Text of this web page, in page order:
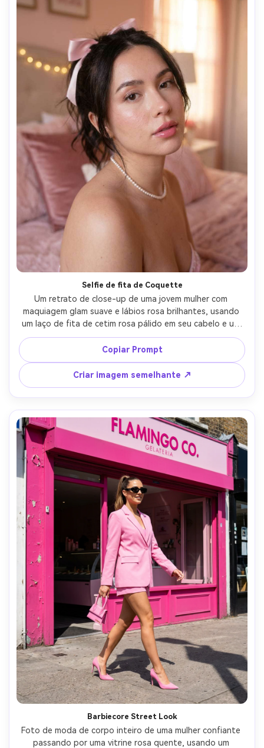
Selfie de fita de Coquette
Um retrato de close-up de uma jovem mulher com
maquiagem glam suave e lábios rosa brilhantes, usando
um laço de fita de cetim rosa pálido em seu cabelo e um
delicado colar de pérola, fundo de quarto rosa acolhedor
com luzes de fadas e travesseiros de pelúcia, luz quente
da janela com floração suave, tirado em Sony A7IV 85mm
f/1.4, profundidade de campo rasa, bokeh cremoso,
classificação de cor rosa pastel, textura fotorealista da
pele e poros naturais, fotografia de beleza editorial-AR
4:5
Copiar Prompt
Criar imagem semelhante ↗
Barbiecore Street Look
Foto de moda de corpo inteiro de uma mulher confiante
passando por uma vitrine rosa quente, usando um